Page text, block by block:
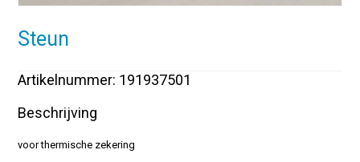
Steun
Artikelnummer: 191937501
Beschrijving
voor thermische zekering